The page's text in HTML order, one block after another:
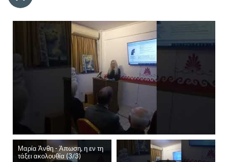
Μαρία Άνθη - Άπωση, η εν τη
τάξει ακολουθία (3/3)